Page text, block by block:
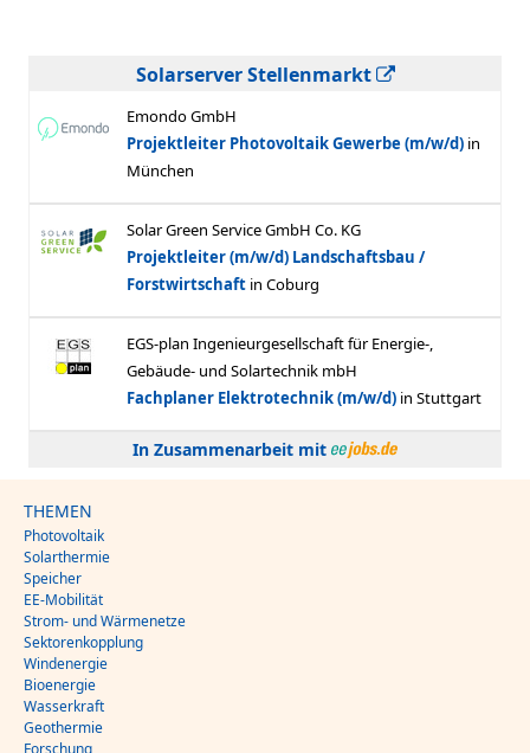
Solarserver Stellenmarkt
In Zusammenarbeit mit
THEMEN
Photovoltaik
Solarthermie
Speicher
EE-Mobilität
Strom- und Wärmenetze
Sektorenkopplung
Windenergie
Bioenergie
Wasserkraft
Geothermie